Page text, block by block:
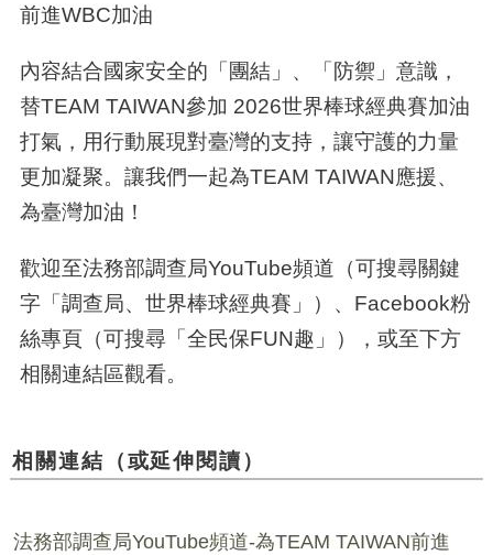
前進WBC加油
內容結合國家安全的「團結」、「防禦」意識，
替TEAM TAIWAN參加 2026世界棒球經典賽加油
打氣，用行動展現對臺灣的支持，讓守護的力量
更加凝聚。 讓我們一起為TEAM TAIWAN應援、
為臺灣加油！
歡迎至法務部調查局YouTube頻道（可搜尋關鍵
字「調查局、世界棒球經典賽」）、Facebook粉
絲專頁（可搜尋「全民保FUN趣」），或至下方
相關連結區觀看。
相關連結（或延伸閱讀）
法務部調查局YouTube頻道-為TEAM TAIWAN前進